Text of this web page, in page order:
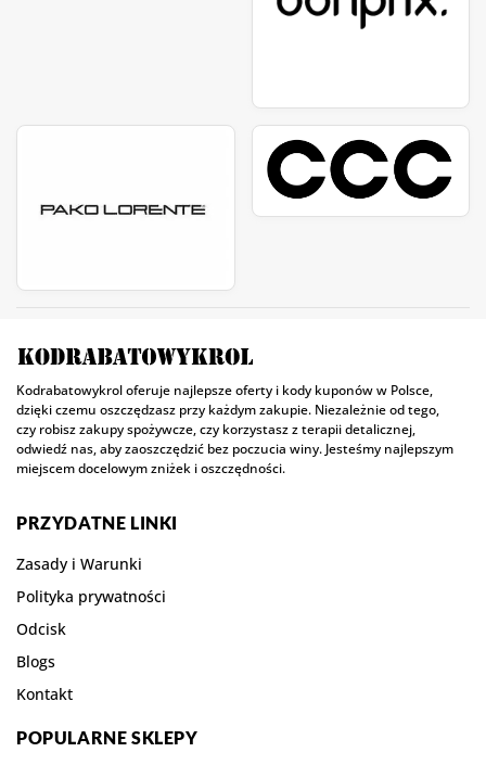
Kodrabatowykrol oferuje najlepsze oferty i kody kuponów w Polsce,
dzięki czemu oszczędzasz przy każdym zakupie. Niezależnie od tego,
czy robisz zakupy spożywcze, czy korzystasz z terapii detalicznej,
odwiedź nas, aby zaoszczędzić bez poczucia winy. Jesteśmy najlepszym
miejscem docelowym zniżek i oszczędności.
PRZYDATNE LINKI
Zasady i Warunki
Polityka prywatności
Odcisk
Blogs
Kontakt
POPULARNE SKLEPY